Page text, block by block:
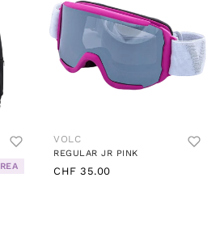
REA
VOLC
REGULAR JR PINK
CHF 35.00